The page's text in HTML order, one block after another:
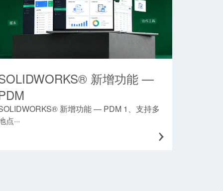
新增功能 —
新增功能 — PDM 1、支持多
点···